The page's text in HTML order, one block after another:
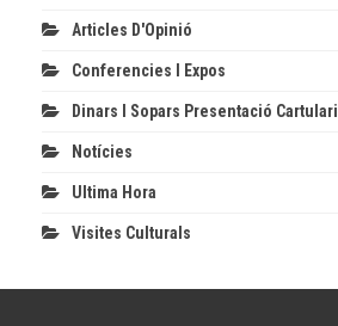
Articles D'Opinió
Conferencies I Expos
Dinars I Sopars Presentació Cartulari
Notícies
Ultima Hora
Visites Culturals